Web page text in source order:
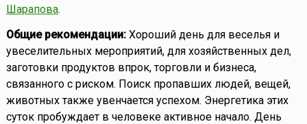
Шарапова.
Общие рекомендации:Хороший день для веселья и
увеселительных мероприятий, для хозяйственных дел,
заготовки продуктов впрок, торговли и бизнеса,
связанного с риском. Поиск пропавших людей, вещей,
животных также увенчается успехом. Энергетика этих
суток пробуждает в человеке активное начало. День